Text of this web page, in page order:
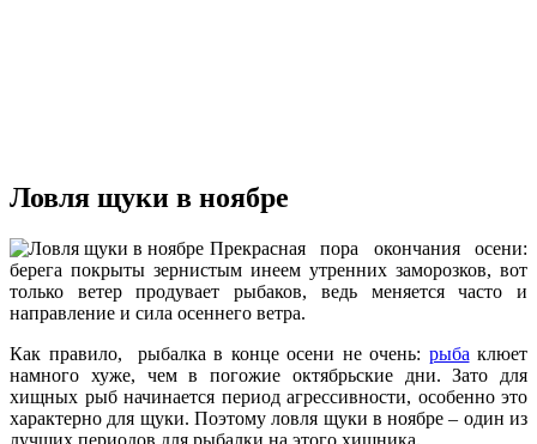
Ловля щуки в ноябре
Прекрасная пора окончания осени:
берега покрыты зернистым инеем утренних заморозков, вот
только ветер продувает рыбаков, ведь меняется часто и
направление и сила осеннего ветра.
Как правило, рыбалка в конце осени не очень: рыба клюет
намного хуже, чем в погожие октябрьские дни. Зато для
хищных рыб начинается период агрессивности, особенно это
характерно для щуки. Поэтому ловля щуки в ноябре – один из
лучших периодов для рыбалки на этого хищника.